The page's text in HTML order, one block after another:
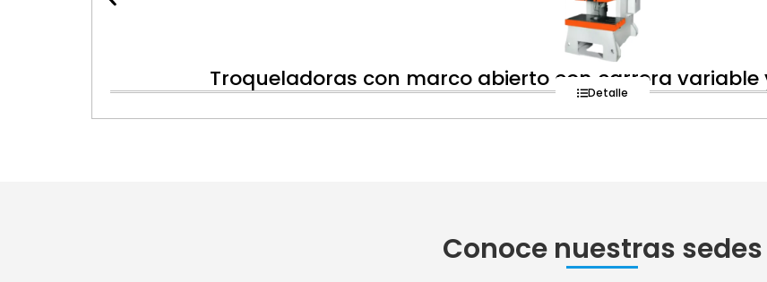
Troqueladoras con marco abierto con carrera variable
Detalle
Conoce nuestras sedes